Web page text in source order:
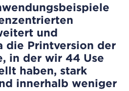
und
die Printversion der
in der wir 44 Use
haben, stark
innerhalb weniger